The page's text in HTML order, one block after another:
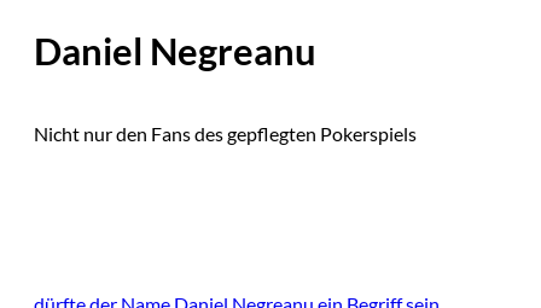
Daniel Negreanu
Nicht nur den Fans des gepflegten Pokerspiels